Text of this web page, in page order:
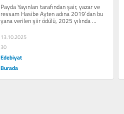
Payda Yayınları tarafından şair, yazar ve
ressam Hasibe Ayten adına 2019’dan bu
yana verilen şiir ödülü, 2025 yılında
Adanalı Ayfer...
13.10.2025
30
Edebiyat
Burada